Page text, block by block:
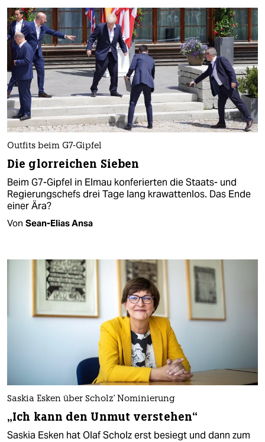
Outfits beim G7-Gipfel
Die glorreichen Sieben
Beim G7-Gipfel in Elmau konferierten die Staats- und
Regierungschefs drei Tage lang krawattenlos. Das Ende
einer Ära?
Von Sean-Elias Ansa
Saskia Esken über Scholz' Nominierung
„Ich kann den Unmut verstehen“
Saskia Esken hat Olaf Scholz erst besiegt und dann zum